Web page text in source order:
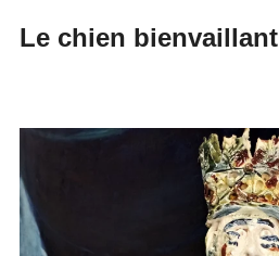
Le chien bienvaillant